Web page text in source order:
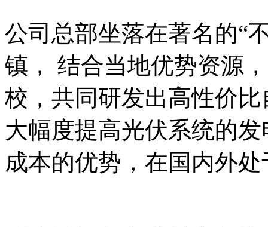
公司总部坐落在著名的“
镇， 结合当地优势资源
校，共同研发出高性价
大幅度提高光伏系统的
成本的优势，在国内外